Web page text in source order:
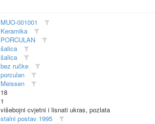
MUO-001001
Keramika
PORCULAN
šalica
šalica
bez ručke
porculan
Meissen
18
1
višebojni cvjetni i lisnati ukras, pozlata
stalni postav 1995